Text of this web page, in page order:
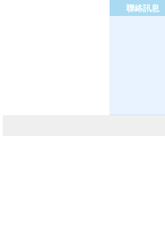
聯絡訊息